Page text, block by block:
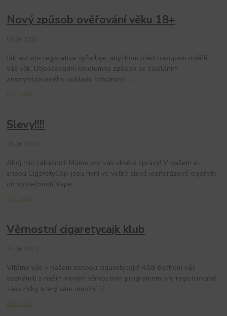
Nový způsob ověřování věku 18+
Jak asi víte legislativa vyžaduje, abychom před nákupem ověřili
váš věk. Doposavadní krkolomný způsob se zasíláním
anonymizovaného dokladu totožnosti ...
číst celé
Slevy!!!!
Ahoj milí zákazníci! Máme pro vás skvělé zprávy! V našem e-
shopu CigaretyCajk jsou nyní ve velké slevě jednorázové cigarety
od společností Vape...
číst celé
Věrnostní cigaretycajk klub
Vítáme vás v našem eshopu cigaretycajk! Rádi bychom vás
seznámili s naším novým věrnostním programem pro registrované
zákazníky, který vám umožní zí...
číst celé